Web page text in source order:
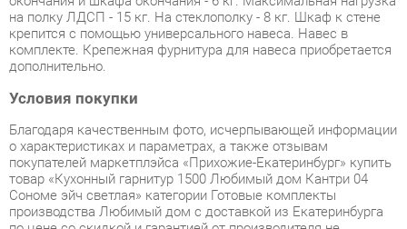
Условия покупки
Благодаря качественным фото, исчерпывающей информации
о характеристиках и параметрах, а также отзывам
товар «Кухонный гарнитур 1500 Любимый дом Кантри 04
производства Любимый дом с доставкой из Екатеринбурга
по цене со скидкой и гарантией от производителя не
составит труда.
Мы отправляем заказы в доставку ежедневно. Товары из
ассортимента в наличии на складе в Екатеринбурге вы
получите не позднее48-ми часовс момента оформления